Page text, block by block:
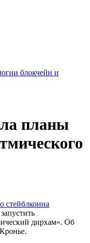
блокчейн и
планы
стейблкоина
дирхам». Об